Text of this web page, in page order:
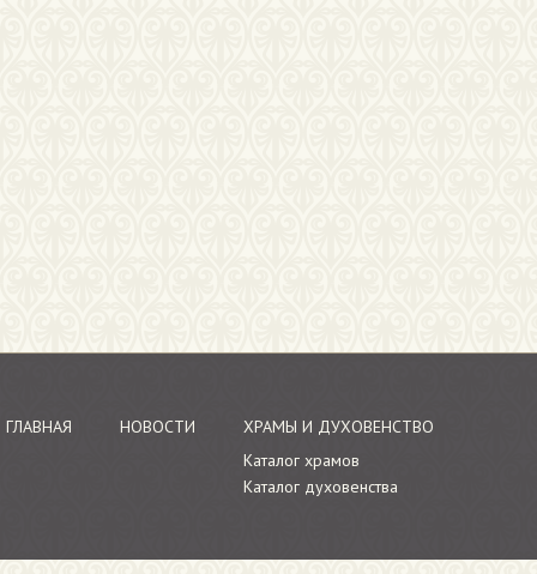
ГЛАВНАЯ НОВОСТИ
ХРАМЫ И ДУХОВЕНСТВО
Каталог храмов
Каталог духовенства